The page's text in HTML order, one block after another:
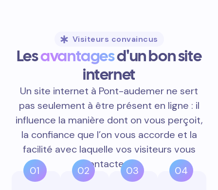
Visiteurs convaincus
Lesavantagesd'un bon site
internet
Un site internet à Pont-audemer ne sert
pas seulement à être présent en ligne : il
influence la manière dont on vous perçoit,
la confiance que l’on vous accorde et la
facilité avec laquelle vos visiteurs vous
contactent.
01 02 03 04